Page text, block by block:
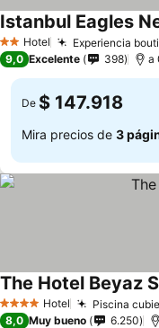
2 Estrellas
Hotel Experiencia
Istanbul Eagles
9,0 Excelente 398 a
De $ 147.918
Mira precios de 3
4 EstrellasHotel Piscina
The Hotel Beyaz
8,0 Muy bueno 6.250